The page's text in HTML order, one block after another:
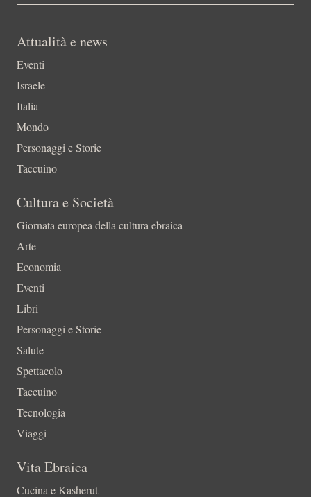
Attualità e news
Eventi
Israele
Italia
Mondo
Personaggi e Storie
Taccuino
Cultura e Società
Giornata europea della cultura ebraica
Arte
Economia
Eventi
Libri
Personaggi e Storie
Salute
Spettacolo
Taccuino
Tecnologia
Viaggi
Vita Ebraica
Cucina e Kasherut